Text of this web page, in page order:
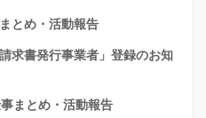
とめ・活動報告
求書発行事業者」登録のお知
まとめ・活動報告